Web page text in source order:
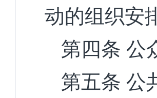
动的组织安
第四条 公
第五条 公